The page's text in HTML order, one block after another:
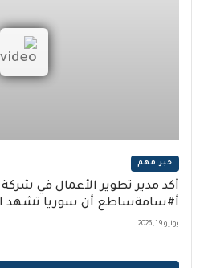
خبر مهم
أكد مدير تطوير الأعمال في
أ#سامةساطع أن سوريا تشهد
الازدهار السياحي والانفتاح
يوليو 19, 2026